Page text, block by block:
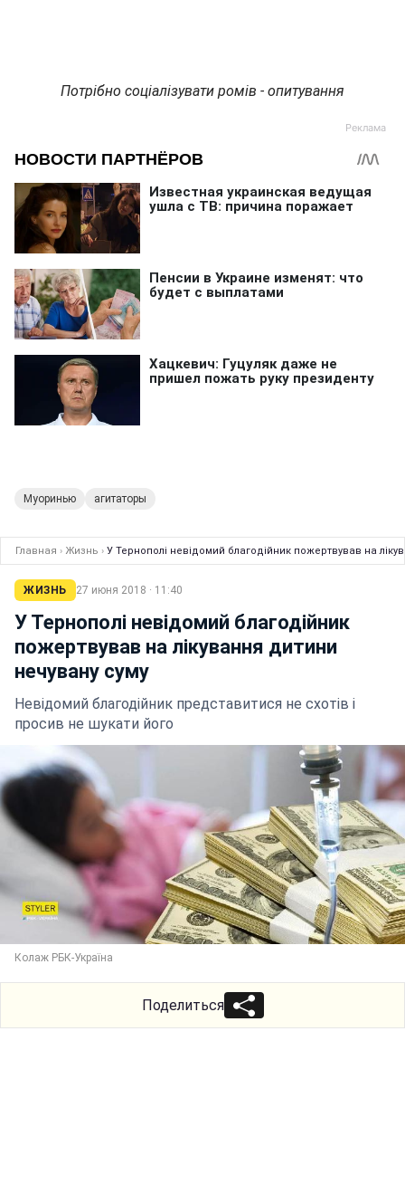
Потрібно соціалізувати ромів - опитування
Муоринью агитаторы
Главная › Жизнь › У Тернополі невідомий благодійник пожертвував на
ЖИЗНЬ 27 июня 2018 · 11:40
У Тернополі невідомий благодійник
пожертвував на лікування дитини
нечувану суму
Невідомий благодійник представитися не схотів і
просив не шукати його
Колаж РБК-Україна
Поделиться